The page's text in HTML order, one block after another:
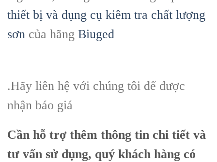
thiết bị và dụng cụ kiêm tra chất lượng
sơn của hãng Biuged
.Hãy liên hệ với chúng tôi để được
nhận báo giá
Cần hỗ trợ thêm thông tin chi tiết và
tư vấn sử dụng, quý khách hàng có